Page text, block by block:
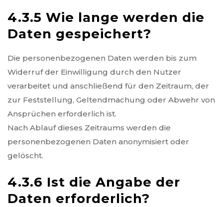
4.3.5 Wie lange werden die
Daten gespeichert?
Die personenbezogenen Daten werden bis zum
Widerruf der Einwilligung durch den Nutzer
verarbeitet und anschließend für den Zeitraum, der
zur Feststellung, Geltendmachung oder Abwehr von
Ansprüchen erforderlich ist.
Nach Ablauf dieses Zeitraums werden die
personenbezogenen Daten anonymisiert oder
gelöscht.
4.3.6 Ist die Angabe der
Daten erforderlich?